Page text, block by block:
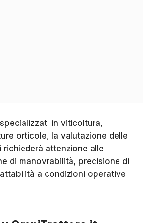
in viticoltura,
orticole, la valutazione delle
attenzione alle
di manovrabilità, precisione di
a condizioni operative